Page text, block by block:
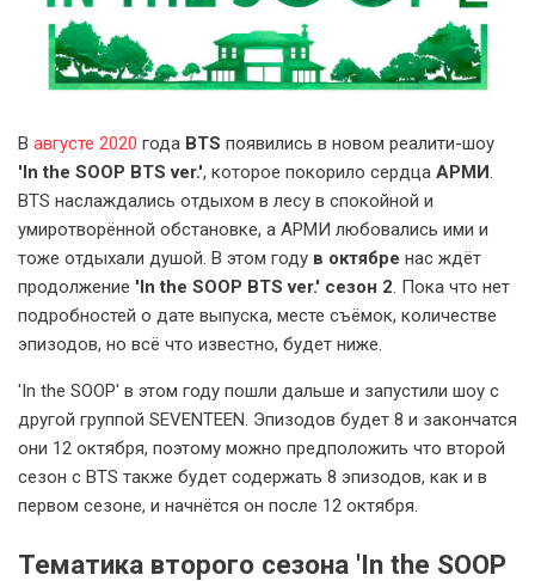
В августе 2020 года BTS появились в новом реалити-шоу
'In the SOOP BTS ver.', которое покорило сердца АРМИ.
BTS наслаждались отдыхом в лесу в спокойной и
умиротворённой обстановке, а АРМИ любовались ими и
тоже отдыхали душой. В этом году в октябре нас ждёт
продолжение 'In the SOOP BTS ver.' сезон 2. Пока что нет
подробностей о дате выпуска, месте съёмок, количестве
эпизодов, но всё что известно, будет ниже.
'In the SOOP' в этом году пошли дальше и запустили шоу с
другой группой SEVENTEEN. Эпизодов будет 8 и закончатся
они 12 октября, поэтому можно предположить что второй
сезон с BTS также будет содержать 8 эпизодов, как и в
первом сезоне, и начнётся он после 12 октября.
Тематика второго сезона 'In the SOOP